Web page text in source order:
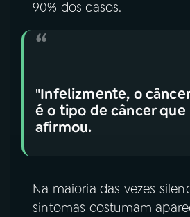
90% dos casos.
"Infelizmente, o
é o tipo de câncer que
afirmou.
Na maioria das vezes
sintomas costumam